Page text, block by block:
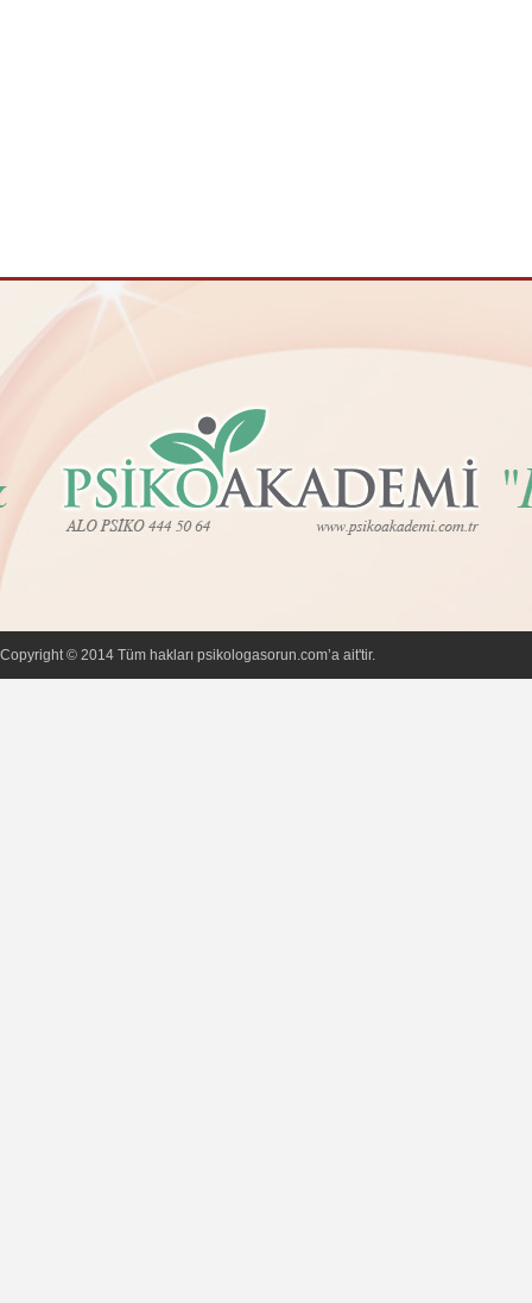
Copyright © 2014 Tüm hakları psikologasorun.com’a ait'tir.